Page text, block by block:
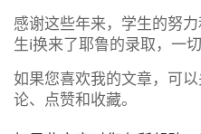
感谢这些年来，学生的努
生i换来了耶鲁的录取，一
如果您喜欢我的文章，可
论、点赞和收藏。